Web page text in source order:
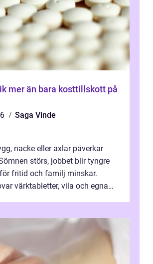
på
Saga Vinde
nacke eller axlar påverkar
störs, jobbet blir tyngre
fritid och familj minskar.
värktabletter, vila och egna